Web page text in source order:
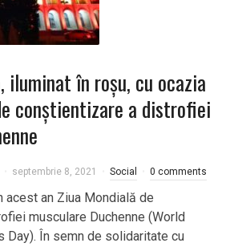
în roșu, cu ocazia
conştientizare a distrofiei
septembrie 8, 2021 Social 0 comments
acest an Ziua Mondială de
musculare Duchenne (World
Day). În semn de solidaritate cu